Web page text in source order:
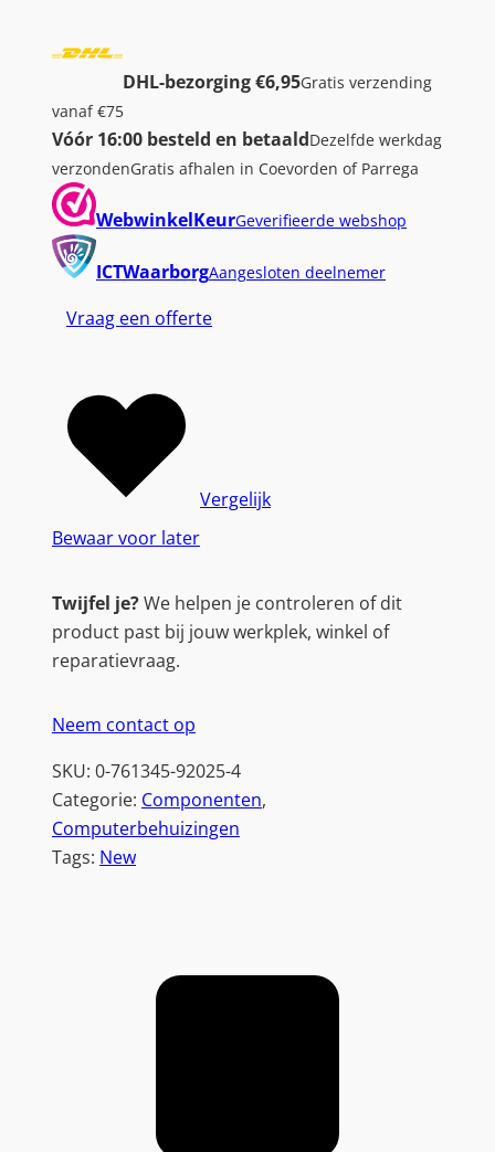
DHL-bezorging €6,95Gratis verzending
vanaf €75
Vóór 16:00 besteld en betaaldDezelfde werkdag
verzondenGratis afhalen in Coevorden of Parrega
WebwinkelKeurGeverifieerde webshop
ICTWaarborgAangesloten deelnemer
Vraag een offerte
Bewaar voor later
Vergelijk
Twijfel je?We helpen je controleren of dit
product past bij jouw werkplek, winkel of
reparatievraag.
Neem contact op
SKU: 0-761345-92025-4
Categorie: Componenten
Computerbehuizingen
Tags: New